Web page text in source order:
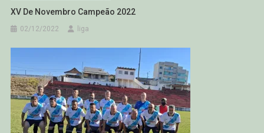
XV De Novembro Campeão 2022
02/12/2022 liga